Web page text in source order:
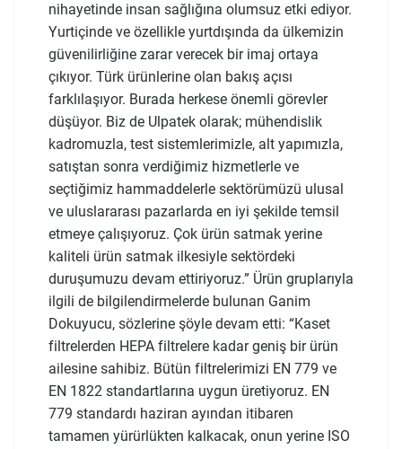
nihayetinde insan sağlığına olumsuz etki ediyor.
Yurtiçinde ve özellikle yurtdışında da ülkemizin
güvenilirliğine zarar verecek bir imaj ortaya
çıkıyor. Türk ürünlerine olan bakış açısı
farklılaşıyor. Burada herkese önemli görevler
düşüyor. Biz de Ulpatek olarak; mühendislik
kadromuzla, test sistemlerimizle, alt yapımızla,
satıştan sonra verdiğimiz hizmetlerle ve
seçtiğimiz hammaddelerle sektörümüzü ulusal
ve uluslararası pazarlarda en iyi şekilde temsil
etmeye çalışıyoruz. Çok ürün satmak yerine
kaliteli ürün satmak ilkesiyle sektördeki
duruşumuzu devam ettiriyoruz.” Ürün gruplarıyla
ilgili de bilgilendirmelerde bulunan Ganim
Dokuyucu, sözlerine şöyle devam etti: “Kaset
filtrelerden HEPA filtrelere kadar geniş bir ürün
ailesine sahibiz. Bütün filtrelerimizi EN 779 ve
EN 1822 standartlarına uygun üretiyoruz. EN
779 standardı haziran ayından itibaren
tamamen yürürlükten kalkacak, onun yerine ISO